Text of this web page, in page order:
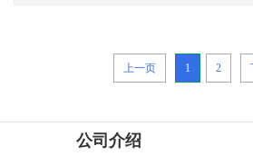
上一页 1 2
公司介绍